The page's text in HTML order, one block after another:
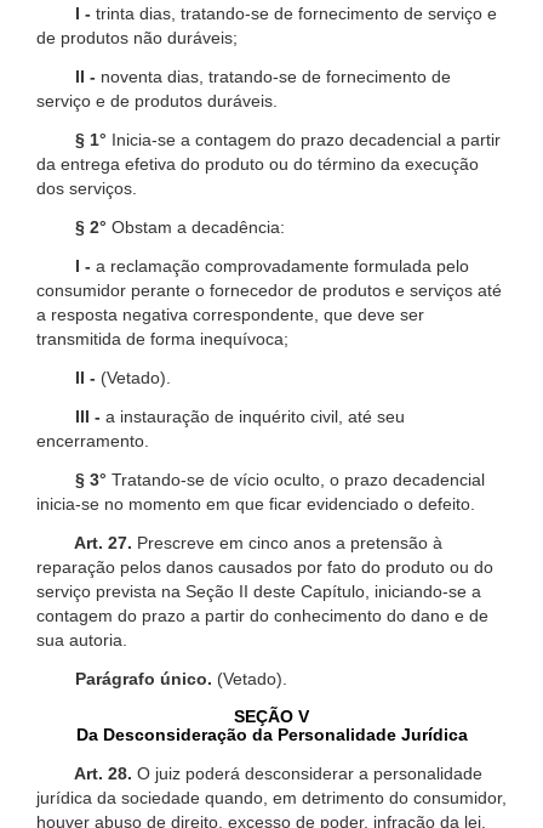
I - trinta dias, tratando-se de fornecimento de serviço e
de produtos não duráveis;
II - noventa dias, tratando-se de fornecimento de
serviço e de produtos duráveis.
§ 1° Inicia-se a contagem do prazo decadencial a partir
da entrega efetiva do produto ou do término da execução
dos serviços.
§ 2° Obstam a decadência:
I - a reclamação comprovadamente formulada pelo
consumidor perante o fornecedor de produtos e serviços até
a resposta negativa correspondente, que deve ser
transmitida de forma inequívoca;
II - (Vetado).
III - a instauração de inquérito civil, até seu
encerramento.
§ 3° Tratando-se de vício oculto, o prazo decadencial
inicia-se no momento em que ficar evidenciado o defeito.
Art. 27. Prescreve em cinco anos a pretensão à
reparação pelos danos causados por fato do produto ou do
serviço prevista na Seção II deste Capítulo, iniciando-se a
contagem do prazo a partir do conhecimento do dano e de
sua autoria.
Parágrafo único. (Vetado).
SEÇÃO V
Da Desconsideração da Personalidade Jurídica
Art. 28. O juiz poderá desconsiderar a personalidade
jurídica da sociedade quando, em detrimento do consumidor,
houver abuso de direito, excesso de poder, infração da lei,